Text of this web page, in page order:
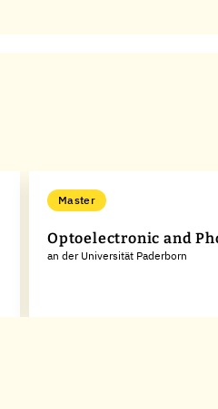
Master
Optoelectronic and
an der Universität Paderborn